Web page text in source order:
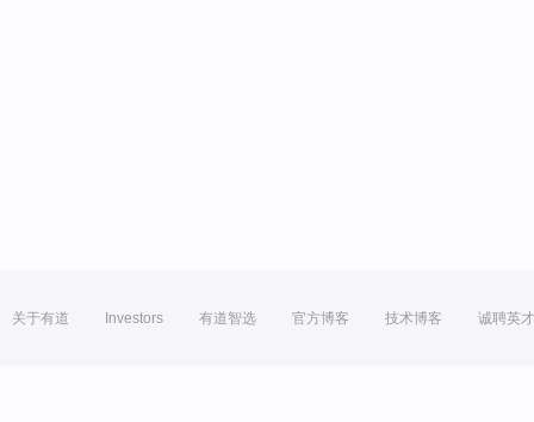
关于有道 Investors 有道智选 官方博客 技术博客 诚聘英才